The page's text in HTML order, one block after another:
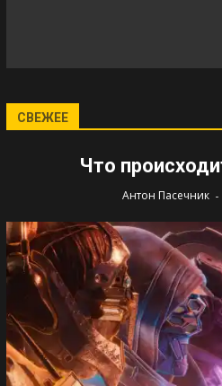
СВЕЖЕЕ
Что
Антон Пасечник -